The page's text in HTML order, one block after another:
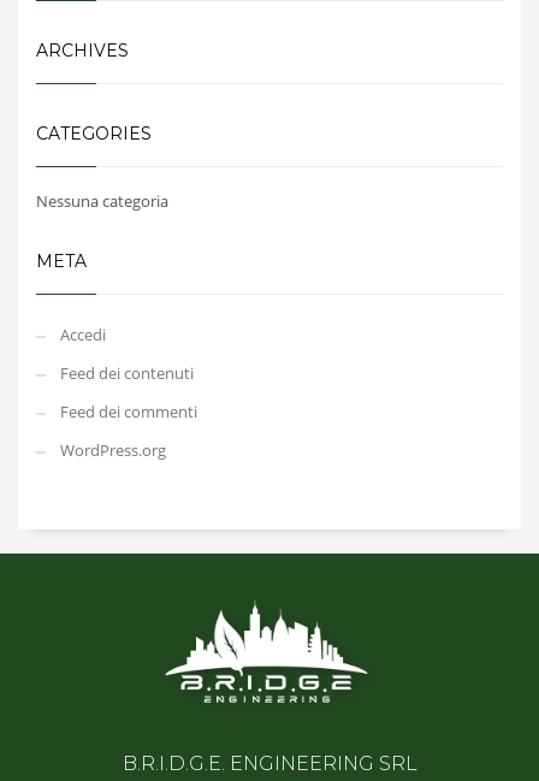
ARCHIVES
CATEGORIES
Nessuna categoria
META
Accedi
Feed dei contenuti
Feed dei commenti
WordPress.org
B.R.I.D.G.E. ENGINEERING SRL